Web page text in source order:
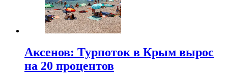
Аксенов: Турпоток в Крым вырос
на 20 процентов